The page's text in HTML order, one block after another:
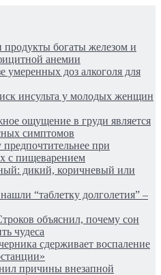
продукты богаты железом и
анемии
умеренных доз алкоголя для
инсульта у молодых женщин
ощущение в груди является
симптомов
при
с пищеварением
дикий, коричневый или
“таблетку долголетия” –
объяснил, почему сон
чудеса
сдерживает воспаление
причины внезапной